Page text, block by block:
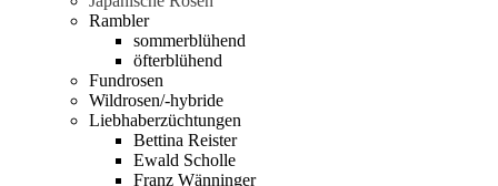
Rambler
sommerblühend
öfterblühend
Fundrosen
Wildrosen/-hybride
Liebhaberzüchtungen
Bettina Reister
Ewald Scholle
Franz Wänninger